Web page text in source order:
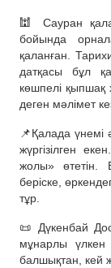
🕍 Сауран
бойында
қаланған.
датқасы бұл
көшпелі қыпшақ
деген мәлімет
📌Қалада үнемі
жүргізілген
жолы» өтетін.
беріске,
тұр.
📜 Дүкенбай
мұнарлы үлкен
балшықтан, кей